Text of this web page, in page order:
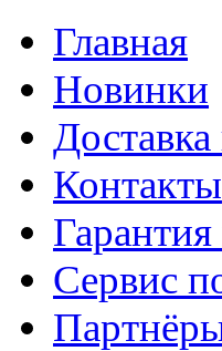
Главная
Новинки
Доставка
Контакты
Гарантия
Сервис